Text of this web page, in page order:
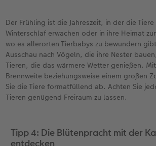
Der Frühling ist die Jahreszeit, in der die
Winterschlaf erwachen oder in ihre Heimat
wo es allerorten Tierbabys zu bewundern
Ausschau nach Vögeln, die ihre Nester
Tieren, die das wärmere Wetter genießen.
Brennweite beziehungsweise einem großen
Sie die Tiere formatfüllend ab. Achten Sie
Tieren genügend Freiraum zu lassen.
Tipp 4: Die Blütenpracht mit der
entdecken